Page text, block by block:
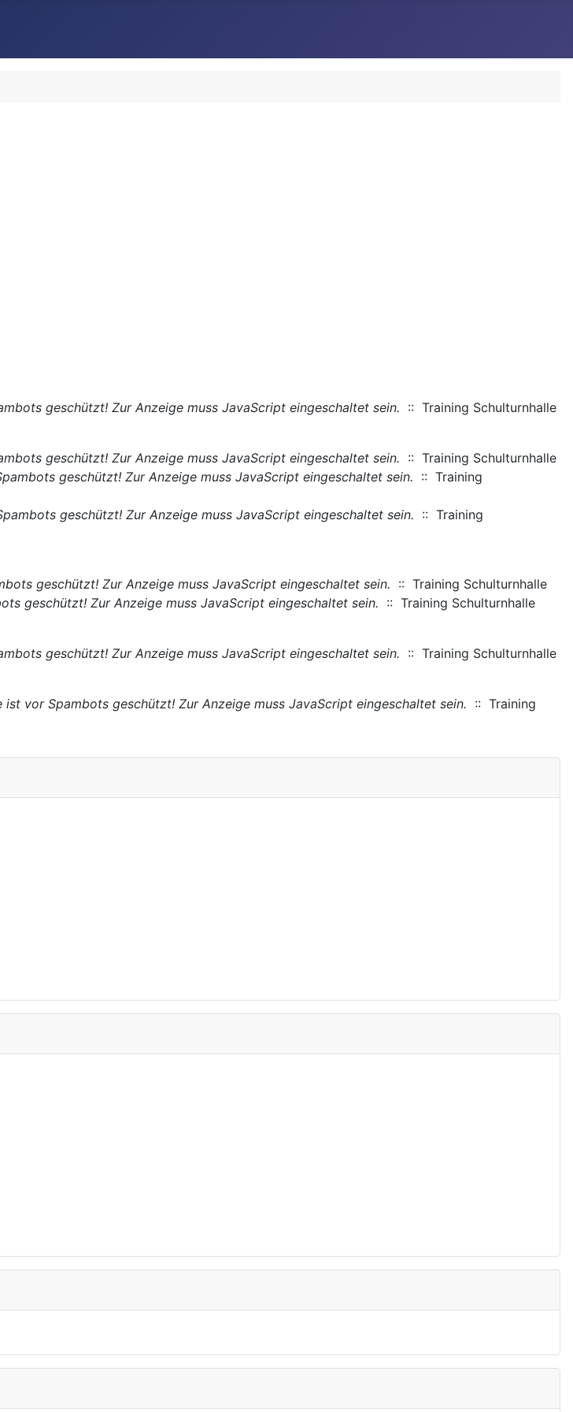
geschützt! Zur Anzeige muss JavaScript eingeschaltet sein. :: Training Schulturnhalle
geschützt! Zur Anzeige muss JavaScript eingeschaltet sein. :: Training Schulturnhalle
geschützt! Zur Anzeige muss JavaScript eingeschaltet sein. :: Training
geschützt! Zur Anzeige muss JavaScript eingeschaltet sein. :: Training
geschützt! Zur Anzeige muss JavaScript eingeschaltet sein. :: Training Schulturnhalle
geschützt! Zur Anzeige muss JavaScript eingeschaltet sein. :: Training Schulturnhalle
geschützt! Zur Anzeige muss JavaScript eingeschaltet sein. :: Training Schulturnhalle
ist vor Spambots geschützt! Zur Anzeige muss JavaScript eingeschaltet sein. :: Training